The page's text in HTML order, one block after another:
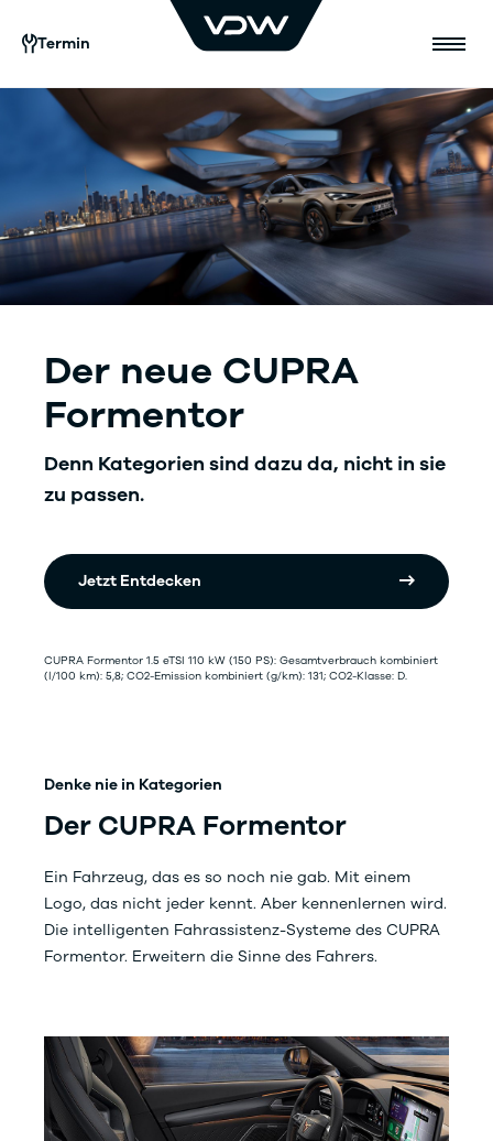
Termin
Der neue CUPRA
Formentor
Denn Kategorien sind dazu da, nicht in sie
zu passen.
Jetzt Entdecken
CUPRA Formentor 1.5 eTSI 110 kW (150 PS): Gesamtverbrauch kombiniert
(l/100 km): 5,8; CO2-Emission kombiniert (g/km): 131; CO2-Klasse: D.
Denke nie in Kategorien
Der CUPRA Formentor
Ein Fahrzeug, das es so noch nie gab. Mit einem
Logo, das nicht jeder kennt. Aber kennenlernen wird.
Die intelligenten Fahrassistenz-Systeme des CUPRA
Formentor. Erweitern die Sinne des Fahrers.